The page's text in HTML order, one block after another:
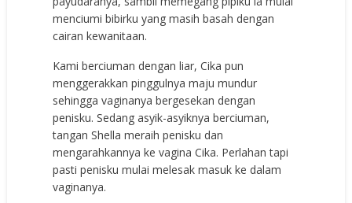
menciumi bibirku yang masih basah dengan
cairan kewanitaan.
Kami berciuman dengan liar, Cika pun
menggerakkan pinggulnya maju mundur
sehingga vaginanya bergesekan dengan
penisku. Sedang asyik-asyiknya berciuman,
tangan Shella meraih penisku dan
mengarahkannya ke vagina Cika. Perlahan tapi
pasti penisku mulai melesak masuk ke dalam
vaginanya.